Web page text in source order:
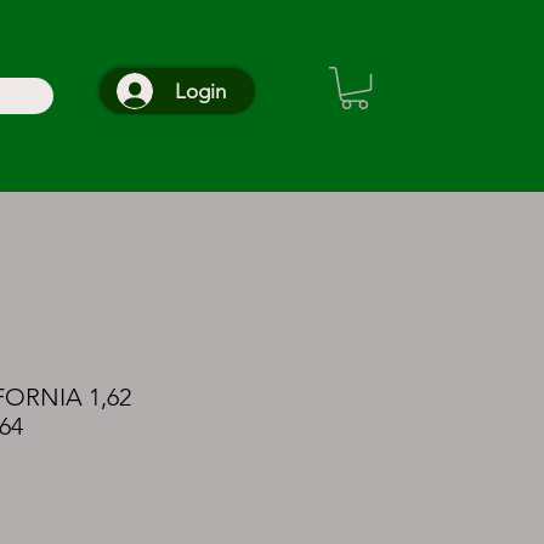
Login
1,62